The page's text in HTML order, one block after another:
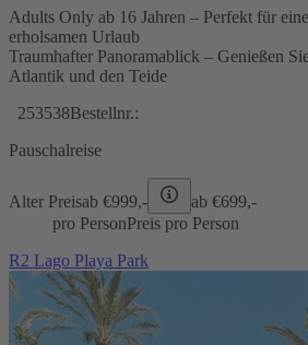
Adults Only ab 16 Jahren – Perfekt für
erholsamen Urlaub
Traumhafter Panoramablick – Genießen
Atlantik und den Teide
253538Bestellnr.:
Pauschalreise
Alter Preisab €999,- ab €699,-
pro PersonPreis pro Person
R2 Lago Playa Park